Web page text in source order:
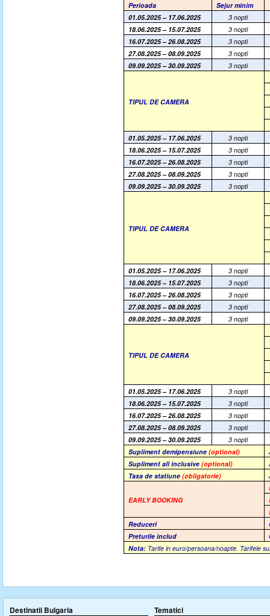
Perioada
Sejur minim
01.05.2025 – 17.06.2025
3 nopti
18.06.2025 – 15.07.2025
3 nopti
16.07.2025 – 26.08.2025
3 nopti
27.08.2025 – 08.09.2025
3 nopti
09.09.2025 – 30.09.2025
3 nopti
TIPUL DE CAMERA
01.05.2025 – 17.06.2025
3 nopti
18.06.2025 – 15.07.2025
3 nopti
16.07.2025 – 26.08.2025
3 nopti
27.08.2025 – 08.09.2025
3 nopti
09.09.2025 – 30.09.2025
3 nopti
TIPUL DE CAMERA
01.05.2025 – 17.06.2025
3 nopti
18.06.2025 – 15.07.2025
3 nopti
16.07.2025 – 26.08.2025
3 nopti
27.08.2025 – 08.09.2025
3 nopti
09.09.2025 – 30.09.2025
3 nopti
TIPUL DE CAMERA
01.05.2025 – 17.06.2025
3 nopti
18.06.2025 – 15.07.2025
3 nopti
16.07.2025 – 26.08.2025
3 nopti
27.08.2025 – 08.09.2025
3 nopti
09.09.2025 – 30.09.2025
3 nopti
Supliment demipensiune (optional)
Supliment all inclusive (optional)
Taxa de statiune (obligatorie)
EARLY BOOKING
Reduceri
Preturile includ
Nota: Tarife in euro/persoana/noapte. Tarifele
Destinatii Bulgaria Tematici